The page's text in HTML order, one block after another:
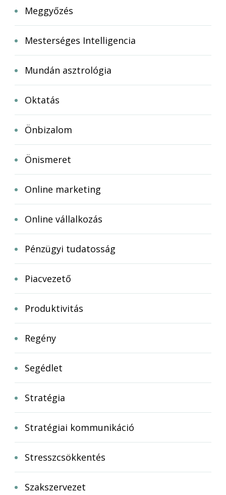
Meggyőzés
Mesterséges Intelligencia
Mundán asztrológia
Oktatás
Önbizalom
Önismeret
Online marketing
Online vállalkozás
Pénzügyi tudatosság
Piacvezető
Produktivitás
Regény
Segédlet
Stratégia
Stratégiai kommunikáció
Stresszcsökkentés
Szakszervezet